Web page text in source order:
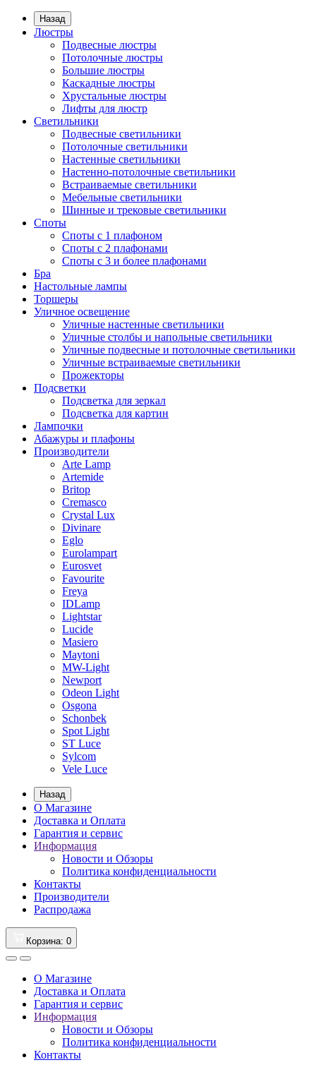
Назад
Люстры
Подвесные люстры
Потолочные люстры
Большие люстры
Каскадные люстры
Хрустальные люстры
Лифты для люстр
Светильники
Подвесные светильники
Потолочные светильники
Настенные светильники
Настенно-потолочные светильники
Встраиваемые светильники
Мебельные светильники
Шинные и трековые светильники
Споты
Споты с 1 плафоном
Споты с 2 плафонами
Споты с 3 и более плафонами
Бра
Настольные лампы
Торшеры
Уличное освещение
Уличные настенные светильники
Уличные столбы и напольные светильники
Уличные подвесные и потолочные светильники
Уличные встраиваемые светильники
Прожекторы
Подсветки
Подсветка для зеркал
Подсветка для картин
Лампочки
Абажуры и плафоны
Производители
Arte Lamp
Artemide
Britop
Cremasco
Crystal Lux
Divinare
Eglo
Eurolampart
Eurosvet
Favourite
Freya
IDLamp
Lightstar
Lucide
Masiero
Maytoni
MW-Light
Newport
Odeon Light
Osgona
Schonbek
Spot Light
ST Luce
Sylcom
Vele Luce
Назад
О Магазине
Доставка и Оплата
Гарантия и сервис
Информация
Новости и Обзоры
Политика конфиденциальности
Контакты
Производители
Распродажа
Корзина: 0
О Магазине
Доставка и Оплата
Гарантия и сервис
Информация
Новости и Обзоры
Политика конфиденциальности
Контакты